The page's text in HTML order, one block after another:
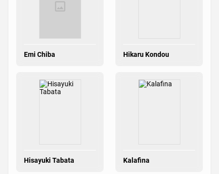
Emi Chiba Hikaru Kondou
Hisayuki Tabata Kalafina